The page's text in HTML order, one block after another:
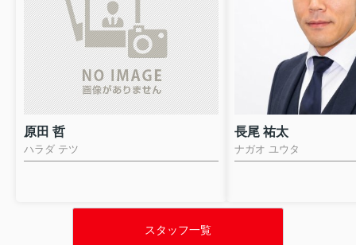
原田 哲
ハラダ テツ
長尾 祐太
ナガオ ユウタ
スタッフ一覧